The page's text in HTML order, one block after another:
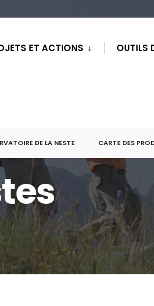
ET ACTIONS OUTILS
DE LA NESTE CARTE DES